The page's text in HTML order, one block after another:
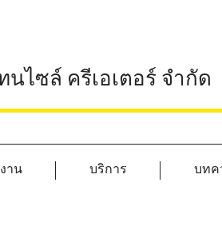
นไซล์ ครีเอเตอร์ จำกัด
าน บริการ บทค